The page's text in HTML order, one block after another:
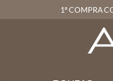
FRETE GRÁTIS EM